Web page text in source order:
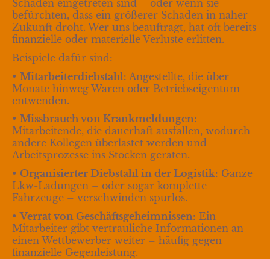
Schäden eingetreten sind – oder wenn sie
befürchten, dass ein größerer Schaden in naher
Zukunft droht. Wer uns beauftragt, hat oft bereits
finanzielle oder materielle Verluste erlitten.
Beispiele dafür sind:
• Mitarbeiterdiebstahl: Angestellte, die über
Monate hinweg Waren oder Betriebseigentum
entwenden.
• Missbrauch von Krankmeldungen:
Mitarbeitende, die dauerhaft ausfallen, wodurch
andere Kollegen überlastet werden und
Arbeitsprozesse ins Stocken geraten.
• Organisierter Diebstahl in der Logistik: Ganze
Lkw-Ladungen – oder sogar komplette
Fahrzeuge – verschwinden spurlos.
•Verrat von Geschäftsgeheimnissen: Ein
Mitarbeiter gibt vertrauliche Informationen an
einen Wettbewerber weiter – häufig gegen
finanzielle Gegenleistung.